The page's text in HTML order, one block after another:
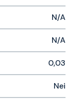
N/A
N/A
0,03
Nei